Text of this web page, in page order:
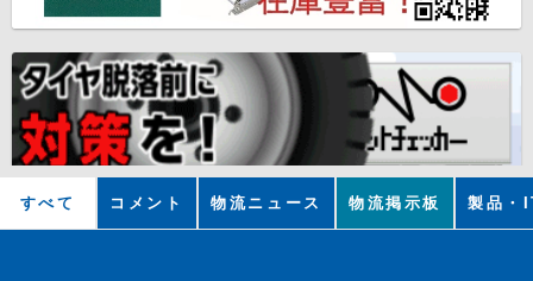
すべて コメント 物流ニュース 物流掲示板 製品・